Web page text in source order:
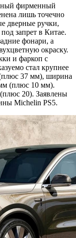
фирменный
лишь точечно
дверные ручки,
запрет в Китае.
фонари, а
окраску.
и фаркоп с
стал крупнее
37 мм), ширина
(плюс 10 мм).
20). Заявлены
Michelin PS5.